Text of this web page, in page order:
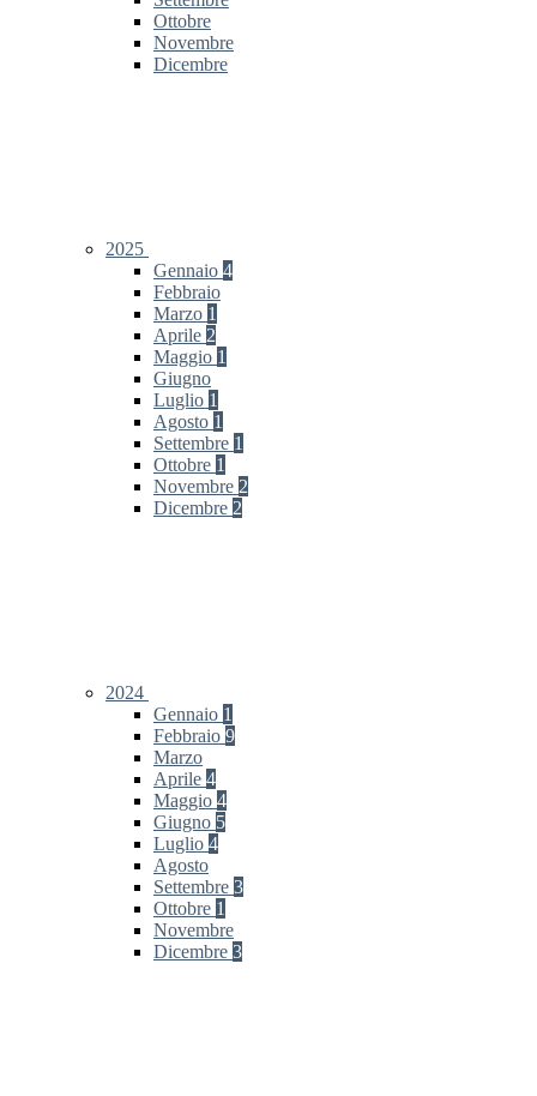
Ottobre
Novembre
Dicembre
2025
Gennaio 4
Febbraio
Marzo 1
Aprile 2
Maggio 1
Giugno
Luglio 1
Agosto 1
Settembre 1
Ottobre 1
Novembre 2
Dicembre 2
2024
Gennaio 1
Febbraio 9
Marzo
Aprile 4
Maggio 4
Giugno 5
Luglio 4
Agosto
Settembre 3
Ottobre 1
Novembre
Dicembre 3